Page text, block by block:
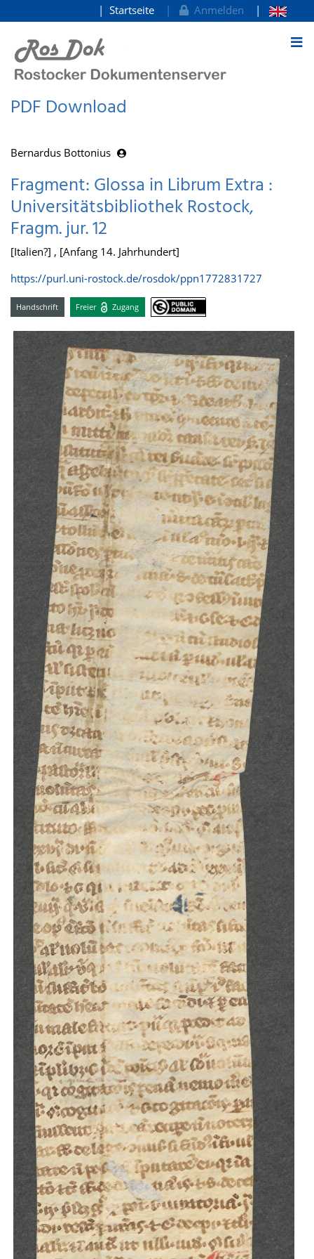
zum Inhalt
Startseite Anmelden
PDF Download
Bernardus Bottonius
Fragment: Glossa in Librum Extra :
Universitätsbibliothek Rostock,
Fragm. jur. 12
[Italien?] , [Anfang 14. Jahrhundert]
https://purl.uni-rostock.de/rosdok/ppn1772831727
Handschrift Freier Zugang